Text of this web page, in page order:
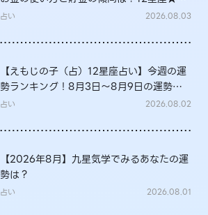
底解説
占い 2026.08.03
【えもじの子（占）12星座占い】今週の運
勢ランキング！8月3日～8月9日の運勢
は？
占い 2026.08.02
【2026年8月】九星気学でみるあなたの運
勢は？
占い 2026.08.01